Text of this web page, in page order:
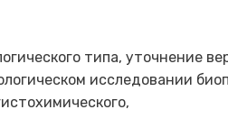
типа, уточнение
исследовании